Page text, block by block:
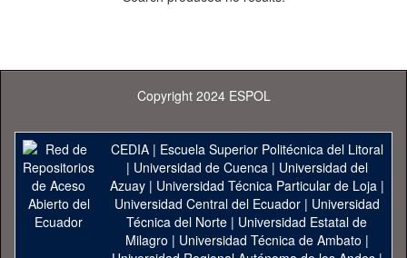
Copyright 2024 ESPOL
CEDIA| Escuela Superior Politécnica del Litoral
| Universidad de Cuenca| Universidad del
Azuay| Universidad Técnica Particular de Loja|
Universidad Central del Ecuador| Universidad
Técnica del Norte | Universidad Estatal de
Milagro | Universidad Técnica de Ambato |